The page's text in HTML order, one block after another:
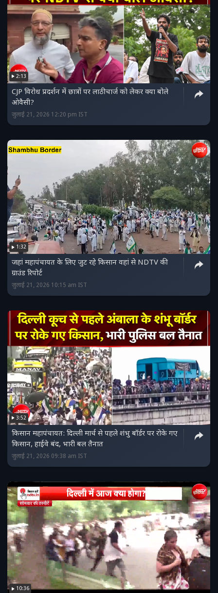
2:13
CJP विरोध प्रदर्शन में छात्रों पर लाठीचार्ज को लेकर क्‍या बोले
ओवैसी?
जुलाई 21, 2026 12:20 pm IST
1:32
जहां महापंचायत के लिए जुट रहे किसान वहां से NDTV की
ग्राउंड रिपोर्ट
जुलाई 21, 2026 10:15 am IST
3:52
किसान महापंचायत: दिल्ली मार्च से पहले शंभु बॉर्डर पर रोके गए
किसान, हाईवे बंद, भारी बल तैनात
जुलाई 21, 2026 09:38 am IST
10:36